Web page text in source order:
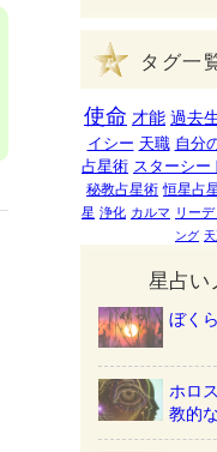
タグ一
使命 才能 過去
イシー 天職 自分
占星術 スターシー
秘教占星術 恒星占
星 浄化 カルマ リー
ング
星占い
ぼく
ホロ
教的